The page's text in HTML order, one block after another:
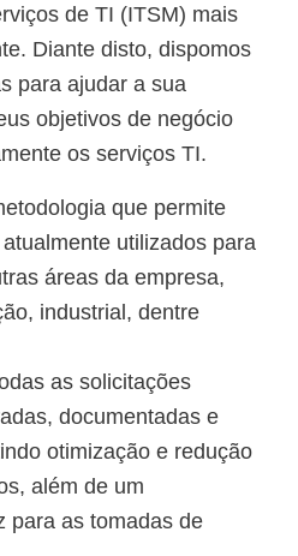
de TI (ITSM) mais
Diante disto, dispomos
para ajudar a sua
objetivos de negócio
os serviços TI.
que permite
utilizados para
áreas da empresa,
industrial, dentre
as solicitações
documentadas e
otimização e redução
além de um
para as tomadas de